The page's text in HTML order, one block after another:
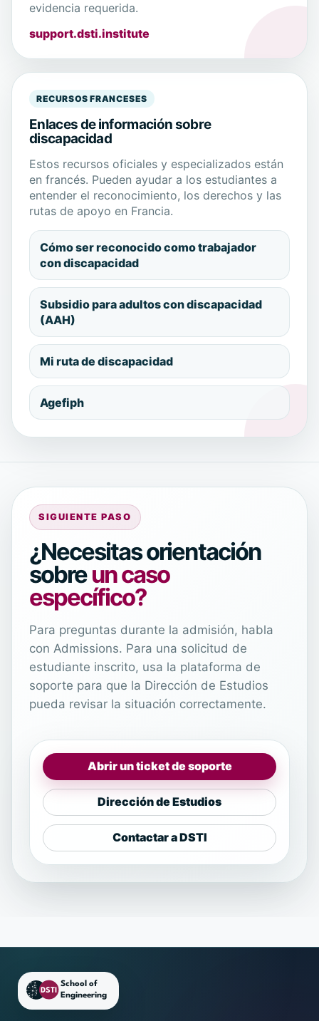
evidencia requerida.
support.dsti.institute
RECURSOS FRANCESES
Enlaces de información sobre
discapacidad
Estos recursos oficiales y especializados están
en francés. Pueden ayudar a los estudiantes a
entender el reconocimiento, los derechos y las
rutas de apoyo en Francia.
Cómo ser reconocido como trabajador
con discapacidad
Subsidio para adultos con discapacidad
(AAH)
Mi ruta de discapacidad
Agefiph
SIGUIENTE PASO
¿Necesitas orientación
sobreun caso
específico?
Para preguntas durante la admisión, habla
con Admissions. Para una solicitud de
estudiante inscrito, usa la plataforma de
soporte para que la Dirección de Estudios
pueda revisar la situación correctamente.
Abrir un ticket de soporte
Dirección de Estudios
Contactar a DSTI
Pie de página de DSTI